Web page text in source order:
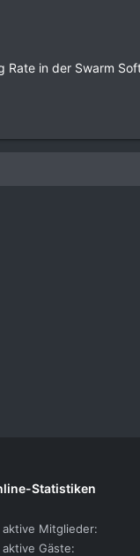
Rate in der Swarm
Statistiken
aktive Mitglieder
Gäste